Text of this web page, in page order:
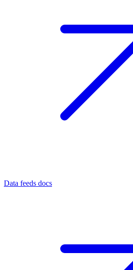
Data feeds docs